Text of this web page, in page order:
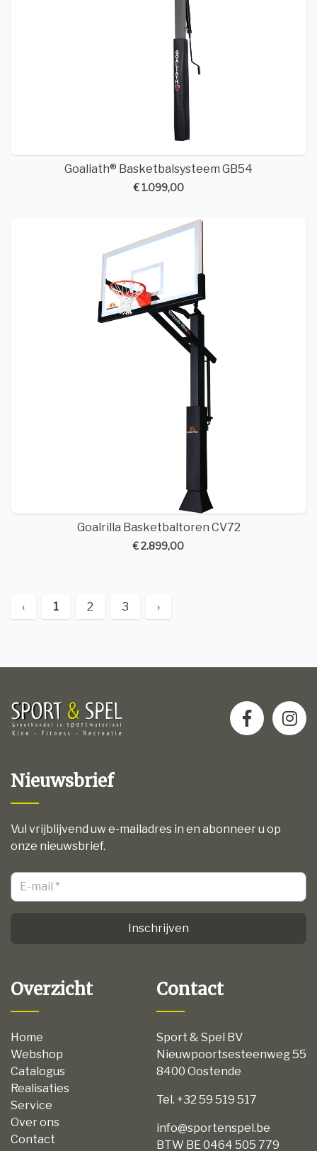
Goaliath® Basketbalsysteem GB54
€ 1.099,00
Goalrilla Basketbaltoren CV72
€ 2.899,00
‹ 1 2 3 ›
Nieuwsbrief
Vul vrijblijvend uw e-mailadres in en abonneer u op
onze nieuwsbrief.
Inschrijven
Overzicht
Home
Webshop
Catalogus
Realisaties
Service
Over ons
Contact
Contact
Sport & Spel BV
Nieuwpoortsesteenweg 55
8400 Oostende
Tel. +32 59 519 517
info@sportenspel.be
BTW BE 0464 505 779